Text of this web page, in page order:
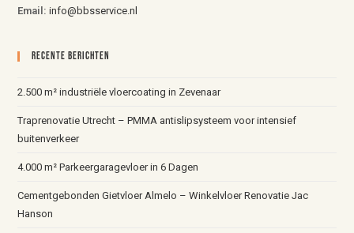
Email: info@bbsservice.nl
Recente Berichten
2.500 m² industriële vloercoating in Zevenaar
Traprenovatie Utrecht – PMMA antislipsysteem voor intensief
buitenverkeer
4.000 m² Parkeergaragevloer in 6 Dagen
Cementgebonden Gietvloer Almelo – Winkelvloer Renovatie Jac
Hanson